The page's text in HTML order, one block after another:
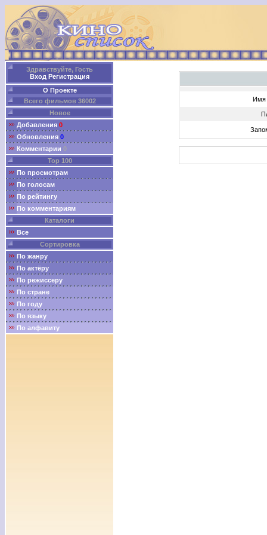
Здравствуйте, Гость
Вход Регистрация
О Проекте
Всего фильмов 36002
Новое
Добавления 0
Обновления 0
Комментарии 0
Top 100
По просмотрам
По голосам
По рейтингу
По комментариям
Каталоги
Все
Сортировка
По жанру
По актёру
По режиссеру
По стране
По году
По языку
По алфавиту
Имя